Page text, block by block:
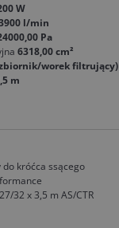
W
l/min
Pa
6318,00 cm²
worek filtrujący)
m
króćca ssącego
32 x 3,5 m AS/CTR